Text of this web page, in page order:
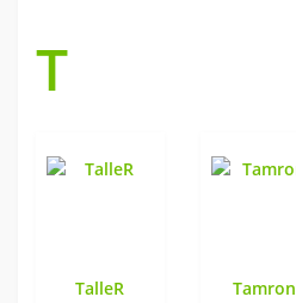
T
TalleR Tamron